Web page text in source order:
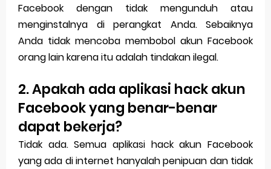
Facebook dengan tidak mengunduh atau
menginstalnya di perangkat Anda. Sebaiknya
Anda tidak mencoba membobol akun Facebook
orang lain karena itu adalah tindakan ilegal.
2. Apakah ada aplikasi hack akun
Facebook yang benar-benar
dapat bekerja?
Tidak ada. Semua aplikasi hack akun Facebook
yang ada di internet hanyalah penipuan dan tidak